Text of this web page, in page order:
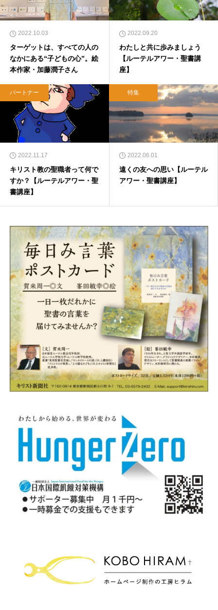
2022.10.03
ターゲットは、すべての人の
なかにある“子どもの心”。絵
本作家・加藤潤子さん
2022.09.20
わたしと共に歩みましょう
【ルーテルアワー・聖書講
座】
パートナー
2022.11.17
キリスト教の聖職者って何で
すか？【ルーテルアワー・聖
書講座】
特集
2022.06.01
遠くの友への思い【ルーテル
アワー・聖書講座】